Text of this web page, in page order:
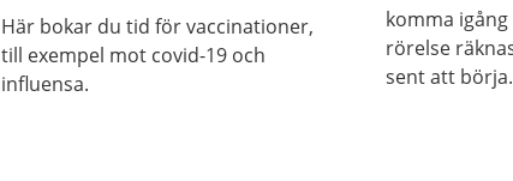
Här bokar du tid för vaccinationer,
till exempel mot covid-19 och
influensa.
komma
rörelse
sent att börja.